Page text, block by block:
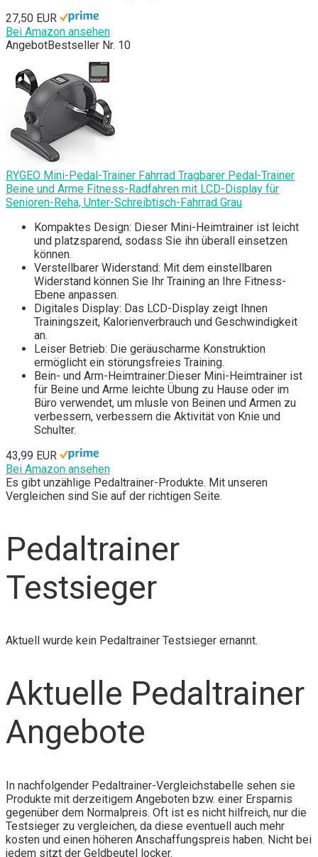
27,50 EUR
Bei Amazon ansehen
AngebotBestseller Nr. 10
RYGEO Mini-Pedal-Trainer Fahrrad Tragbarer Pedal-Trainer
Beine und Arme Fitness-Radfahren mit LCD-Display für
Senioren-Reha, Unter-Schreibtisch-Fahrrad Grau
Kompaktes Design: Dieser Mini-Heimtrainer ist leicht
und platzsparend, sodass Sie ihn überall einsetzen
können.
Verstellbarer Widerstand: Mit dem einstellbaren
Widerstand können Sie Ihr Training an Ihre Fitness-
Ebene anpassen.
Digitales Display: Das LCD-Display zeigt Ihnen
Trainingszeit, Kalorienverbrauch und Geschwindigkeit
an.
Leiser Betrieb: Die geräuscharme Konstruktion
ermöglicht ein störungsfreies Training.
Bein- und Arm-Heimtrainer:Dieser Mini-Heimtrainer ist
für Beine und Arme leichte Übung zu Hause oder im
Büro verwendet, um mlusle von Beinen und Armen zu
verbessern, verbessern die Aktivität von Knie und
Schulter.
43,99 EUR
Bei Amazon ansehen
Es gibt unzählige Pedaltrainer-Produkte. Mit unseren
Vergleichen sind Sie auf der richtigen Seite.
Pedaltrainer
Testsieger
Aktuell wurde kein Pedaltrainer Testsieger ernannt.
Aktuelle Pedaltrainer
Angebote
In nachfolgender Pedaltrainer-Vergleichstabelle sehen sie
Produkte mit derzeitigem Angeboten bzw. einer Ersparnis
gegenüber dem Normalpreis. Oft ist es nicht hilfreich, nur die
Testsieger zu vergleichen, da diese eventuell auch mehr
kosten und einen höheren Anschaffungspreis haben. Nicht bei
jedem sitzt der Geldbeutel locker.